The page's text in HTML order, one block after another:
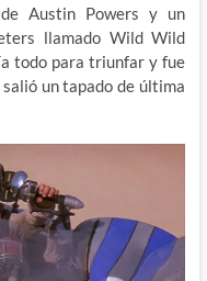
Austin Powers y un
llamado Wild Wild
todo para triunfar y fue
un tapado de última